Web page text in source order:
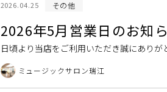
2026.04.25 その他
2026年5月営業日のお知
日頃より当店をご利用いただき誠にあり
しては下記一覧表をご覧ください。 休業期
ミュージックサロン瑞江